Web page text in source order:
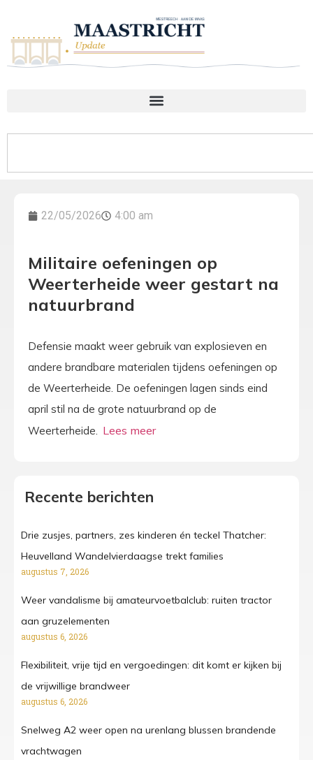
22/05/2026 4:00 am
Militaire oefeningen op
Weerterheide weer gestart na
natuurbrand
Defensie maakt weer gebruik van explosieven en
andere brandbare materialen tijdens oefeningen op
de Weerterheide. De oefeningen lagen sinds eind
april stil na de grote natuurbrand op de
Weerterheide.
Recente berichten
Drie zusjes, partners, zes kinderen én teckel Thatcher:
Heuvelland Wandelvierdaagse trekt families
augustus 7, 2026
Weer vandalisme bij amateurvoetbalclub: ruiten tractor
aan gruzelementen
augustus 6, 2026
Flexibiliteit, vrije tijd en vergoedingen: dit komt er kijken bij
de vrijwillige brandweer
augustus 6, 2026
Snelweg A2 weer open na urenlang blussen brandende
vrachtwagen